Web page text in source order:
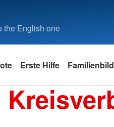
the English one
Erste Hilfe